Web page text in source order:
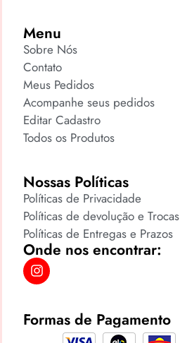
Menu
Sobre Nós
Contato
Meus Pedidos
Acompanhe seus pedidos
Editar Cadastro
Todos os Produtos
Nossas Políticas
Políticas de Privacidade
Políticas de devolução e Trocas
Políticas de Entregas e Prazos
Onde nos encontrar:
Formas de Pagamento